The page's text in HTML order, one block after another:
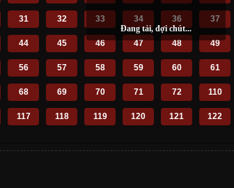
31 32 33 34 36 37
44 45 46 47 48 49
56 57 58 59 60 61
68 69 70 71 72 110
117 118 119 120 121 122